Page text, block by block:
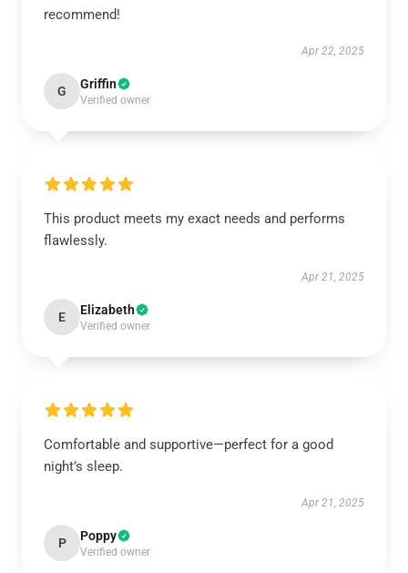
recommend!
Apr 22, 2025
G Griffin
Verified owner
This product meets my exact needs and performs
flawlessly.
Apr 21, 2025
E Elizabeth
Verified owner
Comfortable and supportive—perfect for a good
night’s sleep.
Apr 21, 2025
P Poppy
Verified owner